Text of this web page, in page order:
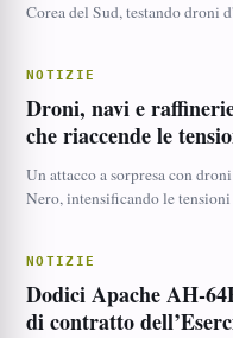
Corea del Sud, testando droni
NOTIZIE
Droni, navi e
che riaccende le
Un attacco a sorpresa con
Nero, intensificando le
NOTIZIE
Dodici Apache AH-
di contratto